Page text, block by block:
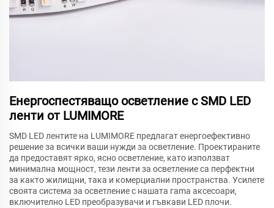
Енергоспестяващо осветление с SMD LED
ленти от LUMIMORE
SMD LED лентите на LUMIMORE предлагат енергоефективно
решение за всички ваши нужди за осветление. Проектираните
да предоставят ярко, ясно осветление, като използват
минимална мощност, тези ленти за осветление са перфектни
за както жилищни, така и комерциални пространства. Усилете
своята система за осветление с нашата гama аксесоари,
включително LED преобразувачи и гъвкави LED плочи.